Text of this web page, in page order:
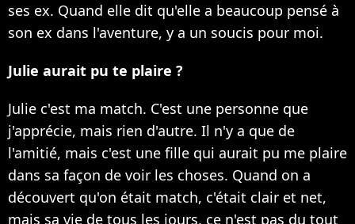
ses ex. Quand elle dit qu'elle a beaucoup pensé à
son ex dans l'aventure, y a un soucis pour moi.
Julie aurait pu te plaire ?
Julie c'est ma match. C'est une personne que
j'apprécie, mais rien d'autre. Il n'y a que de
l'amitié, mais c'est une fille qui aurait pu me plaire
dans sa façon de voir les choses. Quand on a
découvert qu'on était match, c'était clair et net,
mais sa vie de tous les jours, ce n'est pas du tout